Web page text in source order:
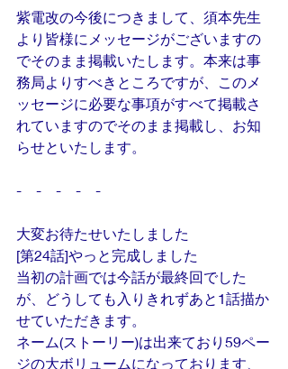
紫電改の今後につきまして、須本先生
より皆様にメッセージがございますの
でそのまま掲載いたします。本来は事
務局よりすべきところですが、このメ
ッセージに必要な事項がすべて掲載さ
れていますのでそのまま掲載し、お知
らせといたします。
-　-　-　-　-
大変お待たせいたしました
[第24話]やっと完成しました
当初の計画では今話が最終回でした
が、どうしても入りきれずあと1話描か
せていただきます。
ネーム(ストーリー)は出来ており59ペー
ジの大ボリュームになっております、